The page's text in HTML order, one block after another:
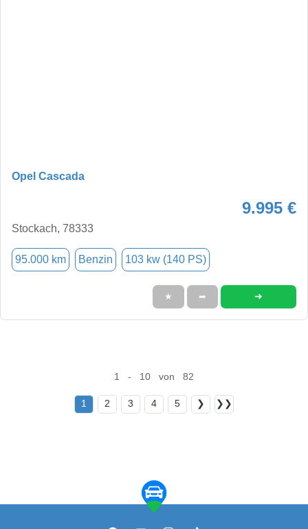
Opel Cascada
9.995 €
Stockach, 78333
95.000 km Benzin 103 kw (140 PS)
★ ➦ ➜
1 - 10 von 82
1 2 3 4 5 ❯ ❯❯